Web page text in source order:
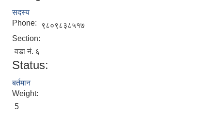
सदस्य
Phone:
९८०९८३८५१७
Section:
वडा नं. ६
Status:
बर्तमान
Weight:
5